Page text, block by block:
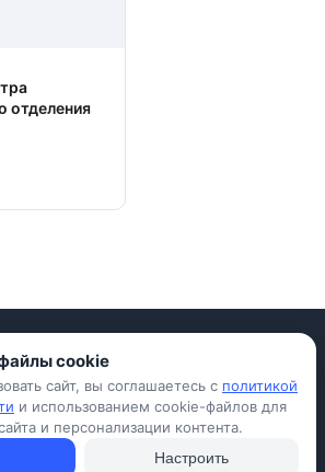
отделения
для iPhone
© Avada Shop, 2026
Конфиденциальность
ОбъявленияВопросы и ответы
cookie
сайт, вы соглашаетесь с политикой
и использованием cookie-файлов для
и персонализации контента.
Настроить